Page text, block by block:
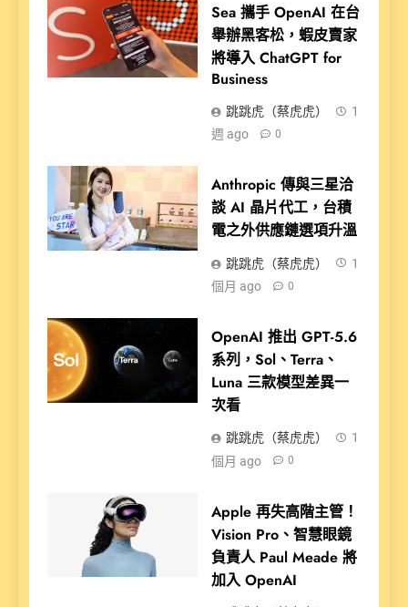
Sea 攜手 OpenAI 在台
舉辦黑客松，蝦皮賣家
將導入 ChatGPT for
Business
跳跳虎（蔡虎虎）
1
週 ago
0
Anthropic 傳與三星洽
談 AI 晶片代工，台積
電之外供應鏈選項升溫
跳跳虎（蔡虎虎）
1
個月 ago
0
OpenAI 推出 GPT-5.6
系列，Sol、Terra、
Luna 三款模型差異一
次看
跳跳虎（蔡虎虎）
1
個月 ago
0
Apple 再失高階主管！
Vision Pro、智慧眼鏡
負責人 Paul Meade 將
加入 OpenAI